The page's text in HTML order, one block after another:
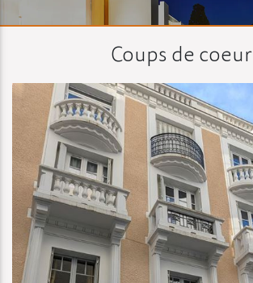
Coups de coeur